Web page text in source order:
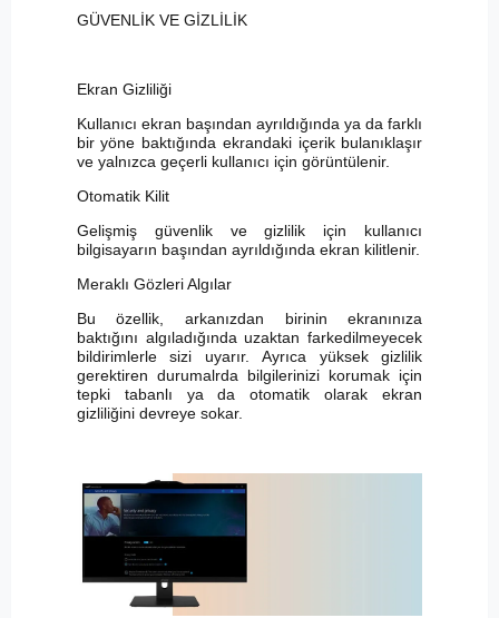
GÜVENLİK VE GİZLİLİK
Ekran Gizliliği
Kullanıcı ekran başından ayrıldığında ya da farklı
bir yöne baktığında ekrandaki içerik bulanıklaşır
ve yalnızca geçerli kullanıcı için görüntülenir.
Otomatik Kilit
Gelişmiş güvenlik ve gizlilik için kullanıcı
bilgisayarın başından ayrıldığında ekran kilitlenir.
Meraklı Gözleri Algılar
Bu özellik, arkanızdan birinin ekranınıza
baktığını algıladığında uzaktan farkedilmeyecek
bildirimlerle sizi uyarır. Ayrıca yüksek gizlilik
gerektiren durumalrda bilgilerinizi korumak için
tepki tabanlı ya da otomatik olarak ekran
gizliliğini devreye sokar.